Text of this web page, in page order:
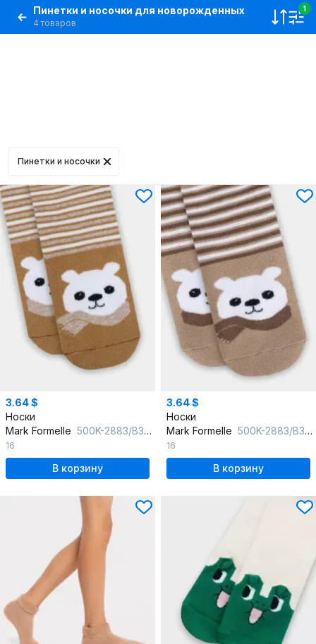
Пинетки и носочки для новорожденных
4 товаров
1
Пинетки и носочки
3.64 $
Носки
Mark Formelle 500K-2883/B3-24500K св.кэмел_рис.2883
16
В корзину
3.64 $
Носки
Mark Formelle 500K-2883/B3-24500K капучино_рис.2883
16
В корзину